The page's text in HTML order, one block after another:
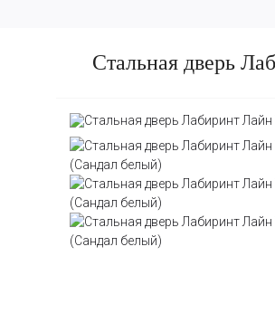
Стальная дверь